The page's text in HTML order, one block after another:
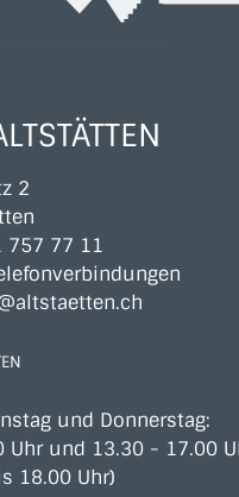
2
757 77 11
und Donnerstag:
Uhr und 13.30 - 17.00
18.00 Uhr)